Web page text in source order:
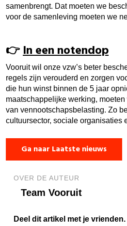
samenbrengt. Dat moeten we
voor de samenleving moeten we
👉​In een notendop
Vooruit wil onze vzw’s beter
regels zijn verouderd en zorgen
die hun winst binnen de 5 jaar
maatschappelijke werking,
van vennootschapsbelasting. Zo
cultuursector, sociale organisaties
Ga naar Laatste nieuws
OVER DE AUTEUR
Team Vooruit
Deel dit artikel met je vrienden.